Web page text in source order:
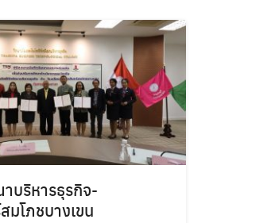
บริหารธุรกิจ-
มโภชบางเขน